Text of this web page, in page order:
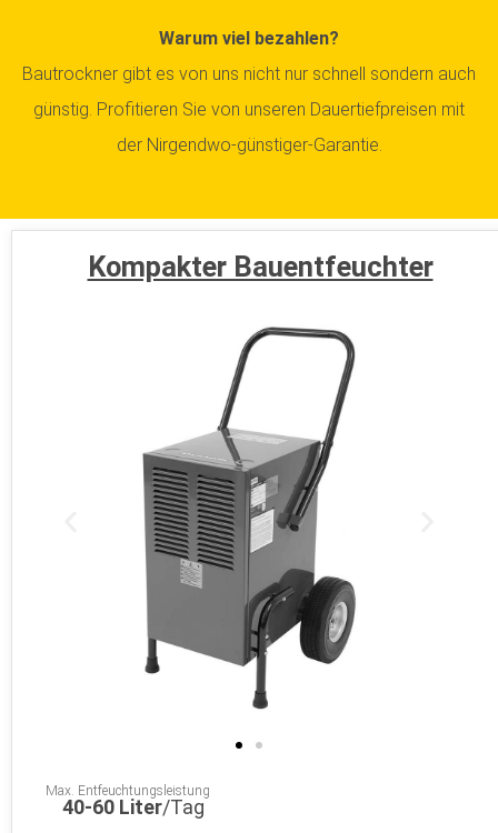
Warum viel bezahlen?
Bautrockner gibt es von uns nicht nur schnell sondern auch
günstig. Profitieren Sie von unseren Dauertiefpreisen mit
der Nirgendwo-günstiger-Garantie.
Kompakter Bauentfeuchter
Max. Entfeuchtungsleistung
40-60 Liter/Tag